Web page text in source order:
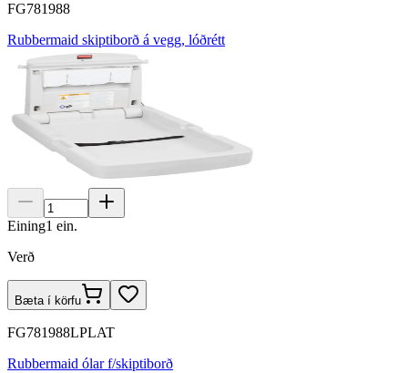
FG781988
Rubbermaid skiptiborð á vegg, lóðrétt
Eining1 ein.
Verð
Bæta í körfu
FG781988LPLAT
Rubbermaid ólar f/skiptiborð